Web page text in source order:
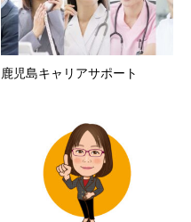
鹿児島キャリアサポート